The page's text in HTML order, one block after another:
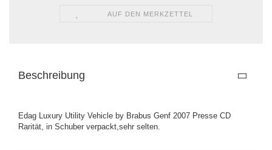
AUF DEN MERKZETTEL
Beschreibung
Edag Luxury Utility Vehicle by Brabus Genf 2007 Presse CD
Rarität, in Schuber verpackt,sehr selten.